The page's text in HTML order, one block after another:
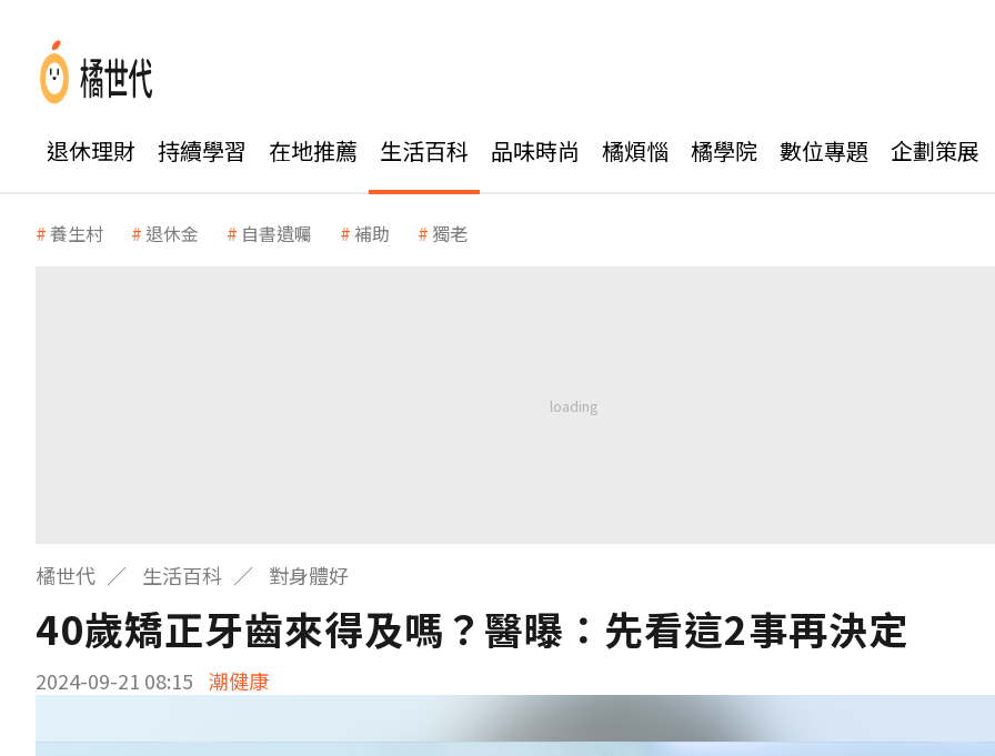
退休理財 持續學習 在地推薦 生活百科 品味時尚 橘煩惱 橘學院 數位專題 企劃策展
養生村 退休金 自書遺囑 補助 獨老
橘世代 生活百科 對身體好
40歲矯正牙齒來得及嗎？醫曝：先看這2事再決定
2024-09-21 08:15 潮健康